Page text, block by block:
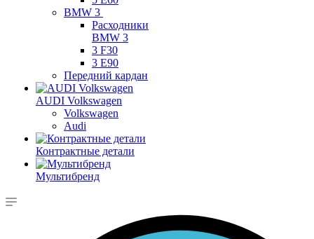
BMW 3
Расходники
BMW 3
3 F30
3 E90
Передний кардан
AUDI Volkswagen
Volkswagen
Audi
Контрактные детали
Мультибренд